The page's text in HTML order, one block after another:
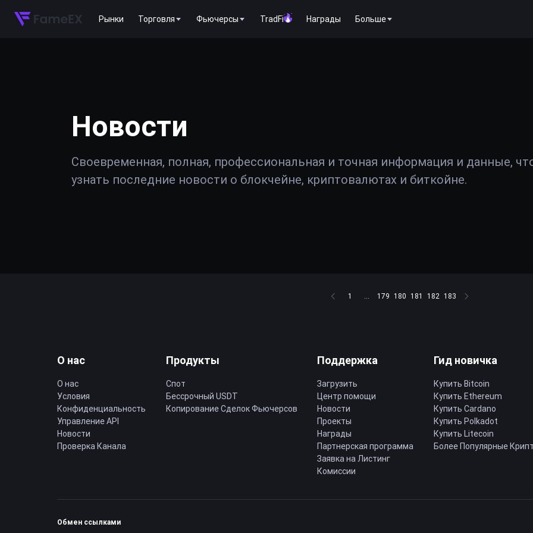
Рынки Торговля Фьючерсы TradFi Награды Больше
Новости
Своевременная, полная, профессиональная и точная информация и данные,
узнать последние новости о блокчейне, криптовалютах и биткойне.
1 ... 179 180 181 182 183
О нас
О нас
Условия
Конфиденциальность
Управление API
Новости
Проверка Канала
Продукты
Спот
Бессрочный USDT
Копирование Cделок Фьючерсов
Поддержка
Загрузить
Центр помощи
Новости
Проекты
Награды
Партнерская программа
Заявка на Листинг
Комиссии
Гид новичка
Купить Bitcoin
Купить Ethereum
Купить Cardano
Купить Polkadot
Купить Litecoin
Более Популярные
Обмен ссылками